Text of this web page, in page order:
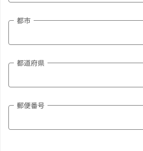
都市
都道府県
郵便番号